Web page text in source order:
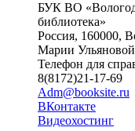
БУК ВО
библиотека»
Россия, 160000,
Марии
Телефон для
8(8172)21-17-69
Adm@booksite.ru
ВКонтакте
Видеохостинг